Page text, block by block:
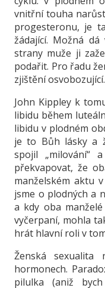
vnitřní touha
progesteronu, je
žádající. Možná
strany muže ji
podařit. Pro řadu
zjištění osvobozující.
John Kippley k
libidu během
libidu v plodném
je to Bůh lásky a
spojil „milování“
překvapovat, že
manželském aktu
jsme o plodných a
a kdy oba
vyčerpaní, mohla
hrát hlavní roli v
Ženská sexualita
hormonech.
pilulka (aniž